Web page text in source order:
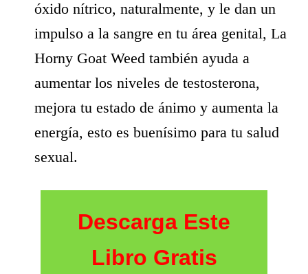
óxido nítrico, naturalmente, y le dan un
impulso a la sangre en tu área genital, La
Horny Goat Weed también ayuda a
aumentar los niveles de testosterona,
mejora tu estado de ánimo y aumenta la
energía, esto es buenísimo para tu salud
sexual.
Descarga Este
Libro Gratis